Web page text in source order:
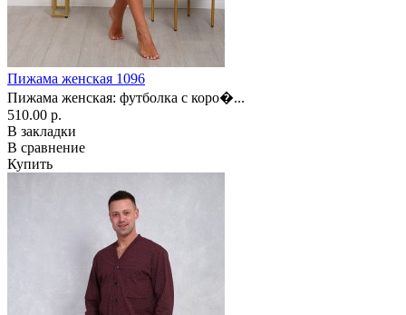
Пижама женская 1096
Пижама женская: футболка с коро�...
510.00 р.
В закладки
В сравнение
Купить